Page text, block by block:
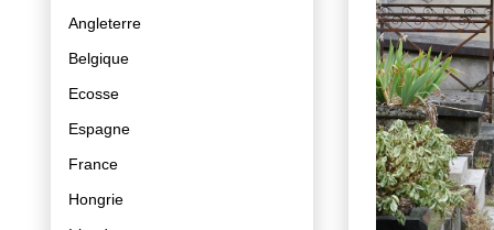
Angleterre
Belgique
Ecosse
Espagne
France
Hongrie